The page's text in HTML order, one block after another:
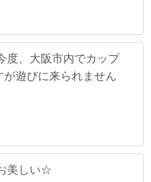
度、大阪市内でカップ
遊びに来られません
美しい☆